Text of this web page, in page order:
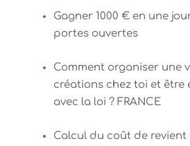
Gagner 1000 € en une
portes ouvertes
Comment organiser une
créations chez toi et être
avec la loi ? FRANCE
Calcul du coût de revient